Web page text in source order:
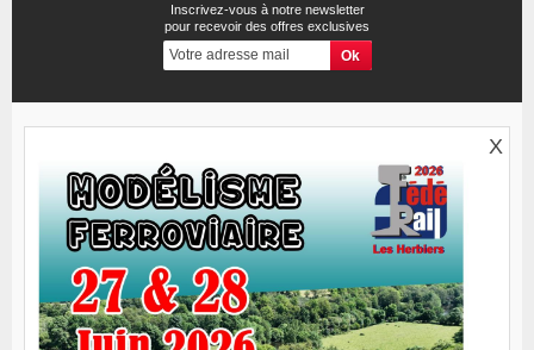
Inscrivez-vous à notre newsletter
pour recevoir des offres exclusives
X